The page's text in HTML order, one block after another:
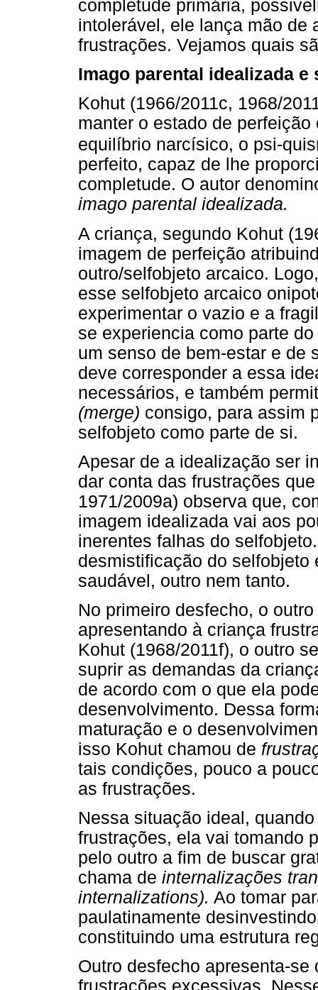
completude primária,
intolerável, ele lança mão de
frustrações. Vejamos quais
Imago parental idealizada e
Kohut (1966/2011c, 1968/
manter o estado de
equilíbrio narcísico, o psi-
perfeito, capaz de lhe
completude. O autor
imago parental idealizada.
A criança, segundo Kohut
imagem de perfeição
outro/selfobjeto arcaico.
esse selfobjeto arcaico
experimentar o vazio e a
se experiencia como parte
um senso de bem-estar e de
deve corresponder a essa
necessários, e também
(merge) consigo, para assim
selfobjeto como parte de si.
Apesar de a idealização ser
dar conta das frustrações
1971/2009a) observa que,
imagem idealizada vai aos
inerentes falhas do
desmistificação do selfobjeto
saudável, outro nem tanto.
No primeiro desfecho, o
apresentando à criança
Kohut (1968/2011f), o outro
suprir as demandas da
de acordo com o que ela
desenvolvimento. Dessa
maturação e o
isso Kohut chamou de
tais condições, pouco a
as frustrações.
Nessa situação ideal,
frustrações, ela vai tomando
pelo outro a fim de buscar
chama de internalizações
internalizations). Ao tomar
paulatinamente
constituindo uma estrutura
Outro desfecho apresenta-